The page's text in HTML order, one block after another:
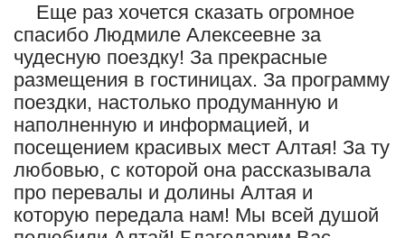
Еще раз хочется сказать огромное
спасибо Людмиле Алексеевне за
чудесную поездку! За прекрасные
размещения в гостиницах. За программу
поездки, настолько продуманную и
наполненную и информацией, и
посещением красивых мест Алтая! За ту
любовью, с которой она рассказывала
про перевалы и долины Алтая и
которую передала нам! Мы всей душой